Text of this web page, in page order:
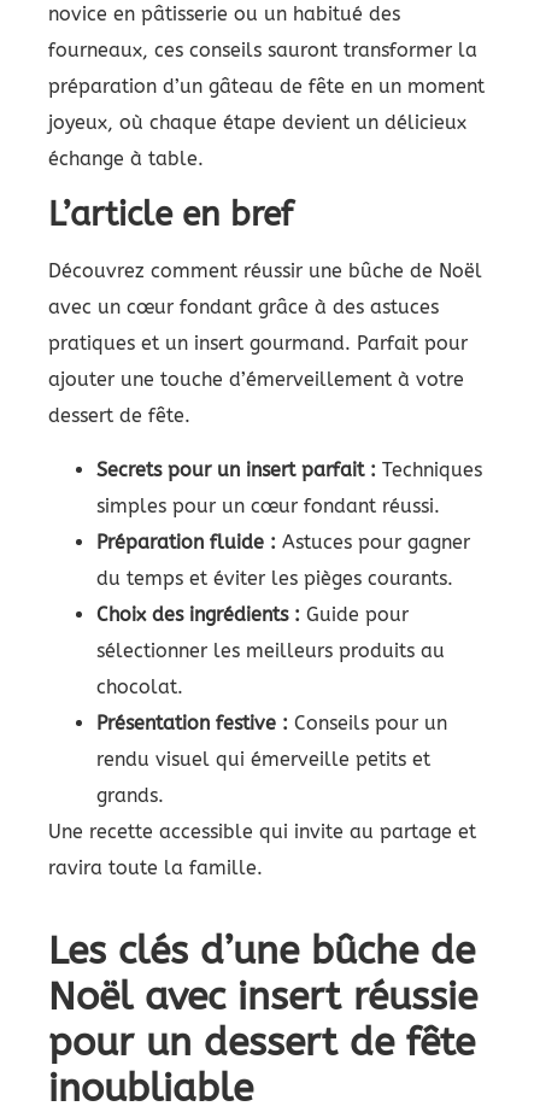
novice en pâtisserie ou un habitué des
fourneaux, ces conseils sauront transformer la
préparation d’un gâteau de fête en un moment
joyeux, où chaque étape devient un délicieux
échange à table.
L’article en bref
Découvrez comment réussir une bûche de Noël
avec un cœur fondant grâce à des astuces
pratiques et un insert gourmand. Parfait pour
ajouter une touche d’émerveillement à votre
dessert de fête.
Secrets pour un insert parfait : Techniques
simples pour un cœur fondant réussi.
Préparation fluide : Astuces pour gagner
du temps et éviter les pièges courants.
Choix des ingrédients : Guide pour
sélectionner les meilleurs produits au
chocolat.
Présentation festive : Conseils pour un
rendu visuel qui émerveille petits et
grands.
Une recette accessible qui invite au partage et
ravira toute la famille.
Les clés d’une bûche de
Noël avec insert réussie
pour un dessert de fête
inoubliable